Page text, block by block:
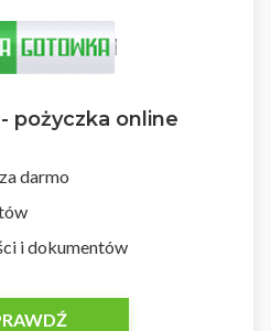
pożyczka online
darmo
i dokumentów